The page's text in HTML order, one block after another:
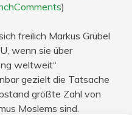
)
freilich Markus Grübel
wenn sie über
weltweit“
gezielt die Tatsache
größte Zahl von
Moslems sind.